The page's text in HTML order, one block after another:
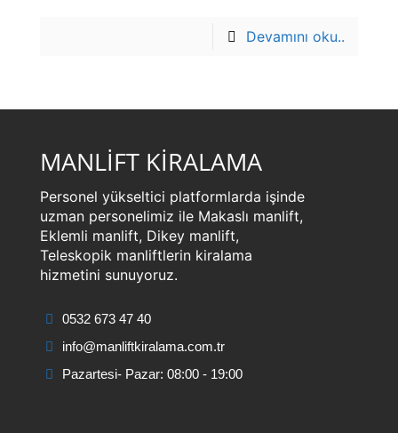
Devamını oku..
MANLİFT KİRALAMA
Personel yükseltici platformlarda işinde
uzman personelimiz ile Makaslı manlift,
Eklemli manlift, Dikey manlift,
Teleskopik manliftlerin kiralama
hizmetini sunuyoruz.
0532 673 47 40
info@manliftkiralama.com.tr
Pazartesi- Pazar: 08:00 - 19:00